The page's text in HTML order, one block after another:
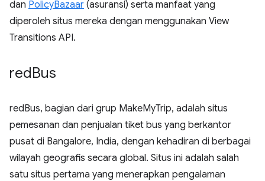
dan PolicyBazaar (asuransi) serta manfaat yang
diperoleh situs mereka dengan menggunakan View
Transitions API.
redBus
redBus, bagian dari grup MakeMyTrip, adalah situs
pemesanan dan penjualan tiket bus yang berkantor
pusat di Bangalore, India, dengan kehadiran di berbagai
wilayah geografis secara global. Situs ini adalah salah
satu situs pertama yang menerapkan pengalaman